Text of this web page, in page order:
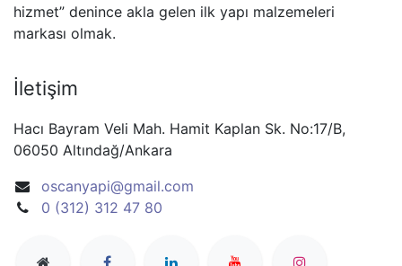
hizmet” denince akla gelen ilk yapı malzemeleri
markası olmak.
İletişim
Hacı Bayram Veli Mah. Hamit Kaplan Sk. No:17/B,
06050 Altındağ/Ankara
oscanyapi@gmail.com
0 (312) 312 47 80